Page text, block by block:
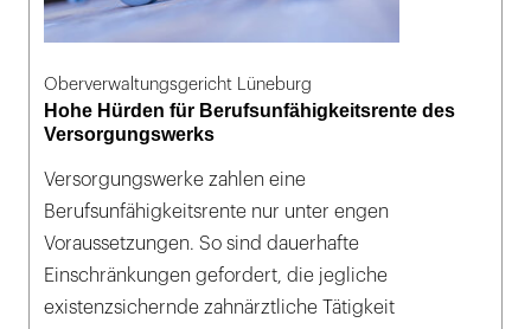
Oberverwaltungsgericht Lüneburg
Hohe Hürden für Berufsunfähigkeitsrente des
Versorgungswerks
Versorgungswerke zahlen eine
Berufsunfähigkeitsrente nur unter engen
Voraussetzungen. So sind dauerhafte
Einschränkungen gefordert, die jegliche
existenzsichernde zahnärztliche Tätigkeit